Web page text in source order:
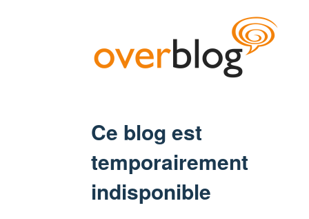
Ce blog est
temporairement
indisponible